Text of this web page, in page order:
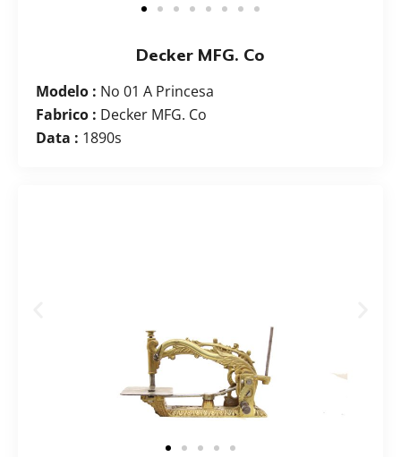
Decker MFG. Co
Modelo : No 01 A Princesa
Fabrico : Decker MFG. Co
Data : 1890s